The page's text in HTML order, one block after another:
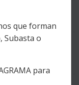
que forman
Subasta o
para